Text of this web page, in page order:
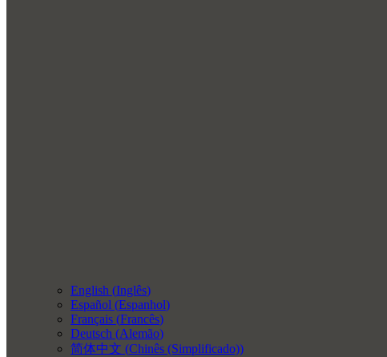
English (Inglês)
Español (Espanhol)
Français (Francês)
Deutsch (Alemão)
简体中文 (Chinês (Simplificado))